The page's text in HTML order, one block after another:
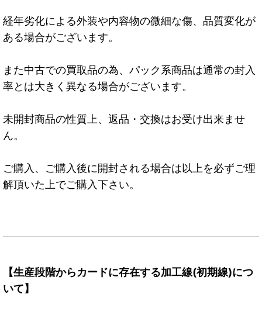
経年劣化による外装や内容物の微細な傷、品質変化が
ある場合がございます。
また中古での買取品の為、パック系商品は通常の封入
率とは大きく異なる場合がございます。
未開封商品の性質上、返品・交換はお受け出来ませ
ん。
ご購入、ご購入後に開封される場合は以上を必ずご理
解頂いた上でご購入下さい。
【生産段階からカードに存在する加工線(初期線)につ
いて】